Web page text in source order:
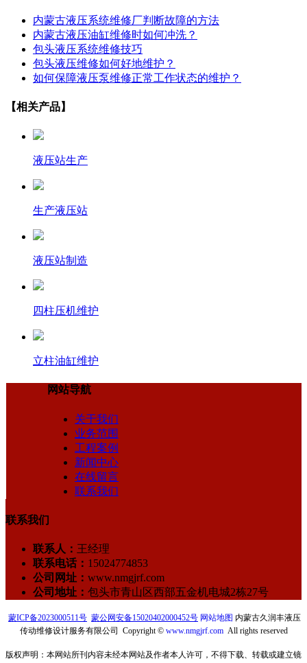
内蒙古液压系统维修厂判断故障的方法
内蒙古液压油缸维修时如何冲洗？
包头液压系统维修技巧
包头液压维修如何好地维护？
如何保障液压泵维修正常工作状态的维护？
【相关产品】
液压站生产
生产液压站
液压站制造
四柱压机维护
立柱油缸维护
网站导航
关于我们
业务范围
工程案例
新闻中心
在线留言
联系我们
联系我们
联系人： 王经理
联系电话： 15024774853
公司网址： www.nmgjrf.com
公司地址： 包头市青山区西部五金机电城2栋27号
蒙ICP备2023000511号 蒙公网安备15020402000452号 网站地图 内蒙古久润丰液压
传动维修设计服务有限公司 Copyright © www.nmgjrf.comAll rights reserved
版权声明：本网站所刊内容未经本网站及作者本人许可，不得下载、转载或建立镜